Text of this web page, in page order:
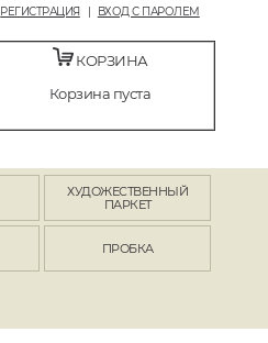
РЕГИСТРАЦИЯ ВХОД С ПАРОЛЕМ
КОРЗИНА
Корзина пуста
ХУДОЖЕСТВЕННЫЙ
ПАРКЕТ
ПРОБКА